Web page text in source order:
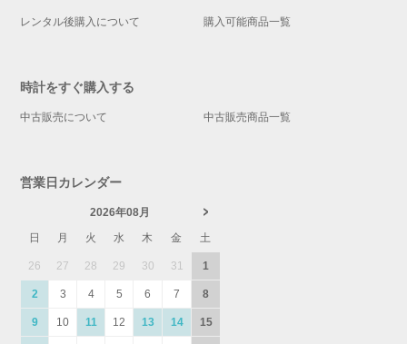
レンタル後購入について 購入可能商品一覧
時計をすぐ購入する
中古販売について 中古販売商品一覧
営業日カレンダー
2026年08月
日
月 火 水 木 金 土
26 27 28 29 30 31 1
2 3 4 5 6 7 8
9 10 11 12 13 14 15